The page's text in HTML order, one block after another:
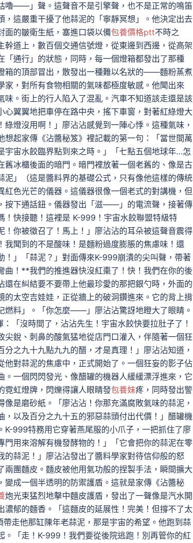
——」聲。這聲音不是引擎聲，也不是正常的鳴笛
這嚴重干擾了他蒜泥的「寧靜冥想」。他決定出去
面的皺衛生紙，塞進口袋以備包養價格ptt不時之
道上，數百個交通信號燈，從東邊到西邊，從高架
通行」的狀態，同時，每一個燈箱都發出了那種
箱的頂部冒出，散發出一種難以名狀的——麵粉蒸煮
，對所有食物相關的氣味都極度敏感。他聞出來
。街上的行人陷入了混亂。汽車不知道該走還是該
翼翼地把車停在路中央，搖下車窗，對著紅綠燈大
燈沒用啊！」廖沾沾感覺到一陣心悸。這種氣味，
起家傳《沾醬秘笈》裡記載的第一句：「當世間萬
宙水餃臨界點到來之時。」「七點五個地球年…怎
冰櫃後面的暗門。暗門裡放著一個老舊的、像是古
」（這是醬料界的基礎公式，只有像他這樣的傳統
色光芒的儀器。這儀器很像一個老式的對講機，但
按下通話鈕。儀器發出「滋——」的電流聲，接著傳
！快接聽！這裡是 K-999！宇宙水餃聯盟特級特
你被徵召了！馬上！」廖沾沾的耳朵被這聲音震得
聞到的不是酸味！是麵粉過度膨脹的焦慮味！還
」「蒜泥？」對面傳來K-999崩潰的尖叫聲，帶著
！**我們的推進器快沒紅棗了！快！我們在你的後
在糾結要不要帶上他最珍愛的那把銀勺時，外面的
太空吉娃娃，正從牆上的破洞鑽進來。它的背上揹
燃料」。「你怎麼——」廖沾沾驚訝地瞪大了眼睛。
「沒時間了，沾沾先生！宇宙水餃快要拉肚子了！
銳、刺鼻的酸氣猛地從店門口灌入，伴隨著一個狂
分之九十九點九九的醋，才是真理！」廖沾沾知道，
對蒜泥的焦慮中，正式開始了。一個狂妄的影子佔
。一個閃閃發光、像醋罐的機器人緩緩漂浮進來，它
霓虹燈牌，閃爍得讓人眼睛發包養妹疼，同時發出警
是磨砂紙。「廖沾沾！你那充滿腐敗氣味的蒜泥，
以及百分之九十五的邪惡蒜頭付出代價！」醋罐機
999特務用它穿著燕尾服的小爪子，一把抓住了廖
用來溶解有機發酵物的！」「它會把你的蒜泥在零
蒜泥！」廖沾沾發出了醬料學家對待信仰般的怒
團麵皮。麵皮被他用氣功般的捏製手法，瞬間擴大
成一個半透明的防禦護盾。這就是家傳《沾醬秘
炮光束猛烈地擊中麵皮護盾，發出了一聲像是汽水開
郁的麵香。「這麵皮的延展性！完美！但撐不了太
走他那缸陳年老蒜泥，那是宇宙的希望。他跑到蒜
「走！K-999！我們要從後院逃跑！別再管你的紅